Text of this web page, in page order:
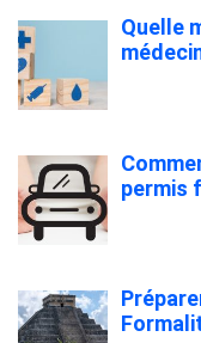
Quelle
permis